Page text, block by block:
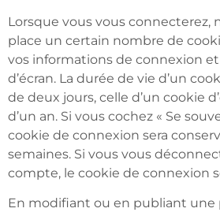
Lorsque vous vous connecterez,
place un certain nombre de
vos informations de connexion
d’écran. La durée de vie d’un
de deux jours, celle d’un cookie
d’un an. Si vous cochez « Se
cookie de connexion sera
semaines. Si vous vous
compte, le cookie de connexion
En modifiant ou en publiant une